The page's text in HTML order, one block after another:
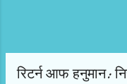
रिटर्न आफ हनुमान: